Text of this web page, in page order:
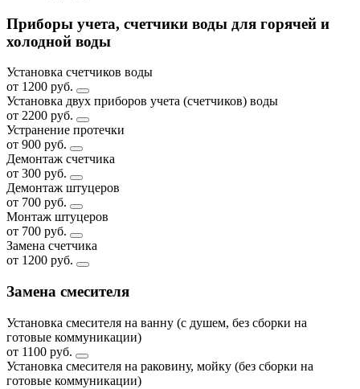
Приборы учета, счетчики воды для горячей и
холодной воды
Установка счетчиков воды
от 1200 руб.
Установка двух приборов учета (счетчиков) воды
от 2200 руб.
Устранение протечки
от 900 руб.
Демонтаж счетчика
от 300 руб.
Демонтаж штуцеров
от 700 руб.
Монтаж штуцеров
от 700 руб.
Замена счетчика
от 1200 руб.
Замена смесителя
Установка смесителя на ванну (с душем, без сборки на
готовые коммуникации)
от 1100 руб.
Установка смесителя на раковину, мойку (без сборки на
готовые коммуникации)